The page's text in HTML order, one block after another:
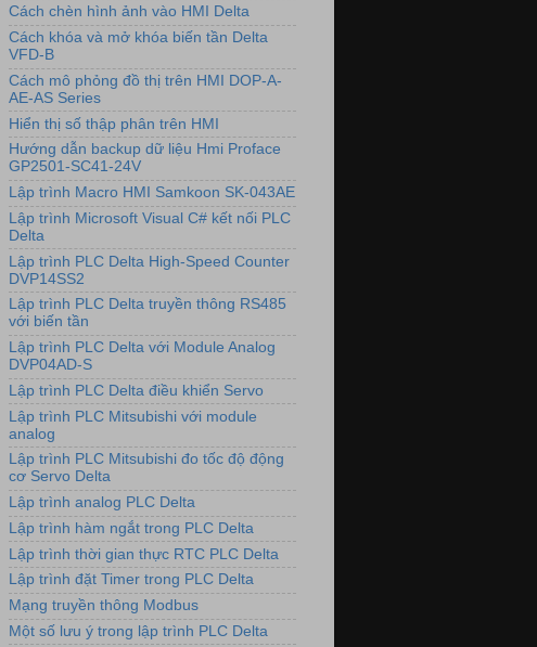
Cách chèn hình ảnh vào HMI Delta
Cách khóa và mở khóa biến tần Delta
VFD-B
Cách mô phỏng đồ thị trên HMI DOP-A-
AE-AS Series
Hiển thị số thập phân trên HMI
Hướng dẫn backup dữ liệu Hmi Proface
GP2501-SC41-24V
Lập trình Macro HMI Samkoon SK-043AE
Lập trình Microsoft Visual C# kết nối PLC
Delta
Lập trình PLC Delta High-Speed Counter
DVP14SS2
Lập trình PLC Delta truyền thông RS485
với biến tần
Lập trình PLC Delta với Module Analog
DVP04AD-S
Lập trình PLC Delta điều khiển Servo
Lập trình PLC Mitsubishi với module
analog
Lập trình PLC Mitsubishi đo tốc độ động
cơ Servo Delta
Lập trình analog PLC Delta
Lập trình hàm ngắt trong PLC Delta
Lập trình thời gian thực RTC PLC Delta
Lập trình đặt Timer trong PLC Delta
Mạng truyền thông Modbus
Một số lưu ý trong lập trình PLC Delta